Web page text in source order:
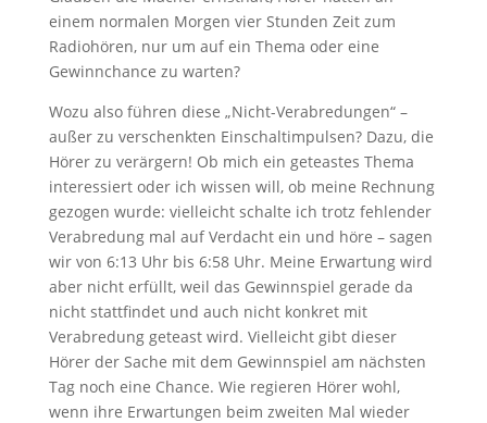
einem normalen Morgen vier Stunden Zeit zum
Radiohören, nur um auf ein Thema oder eine
Gewinnchance zu warten?
Wozu also führen diese „Nicht-Verabredungen“ –
außer zu verschenkten Einschaltimpulsen? Dazu, die
Hörer zu verärgern! Ob mich ein geteastes Thema
interessiert oder ich wissen will, ob meine Rechnung
gezogen wurde: vielleicht schalte ich trotz fehlender
Verabredung mal auf Verdacht ein und höre – sagen
wir von 6:13 Uhr bis 6:58 Uhr. Meine Erwartung wird
aber nicht erfüllt, weil das Gewinnspiel gerade da
nicht stattfindet und auch nicht konkret mit
Verabredung geteast wird. Vielleicht gibt dieser
Hörer der Sache mit dem Gewinnspiel am nächsten
Tag noch eine Chance. Wie regieren Hörer wohl,
wenn ihre Erwartungen beim zweiten Mal wieder